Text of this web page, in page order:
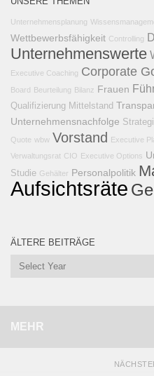
Unternehmensplanung
Wettbewerbsfähigkeit Controlling
Unternehmenswerte
Executive Coaching Corporate
Board
Beurteilung Bilanz Frauen
Qualifizierung Mittelstand
Unternehmensnachfolge
Quote wbw Vorstand Executive
Verwaltungsrat CIO Executive Options
Studie Gehälter Personalpolitik
Aufsichtsräte
ÄLTERE BEITRÄGE
MEHR